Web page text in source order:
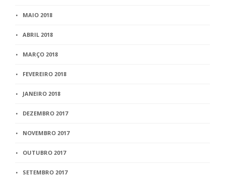
MAIO 2018
ABRIL 2018
MARÇO 2018
FEVEREIRO 2018
JANEIRO 2018
DEZEMBRO 2017
NOVEMBRO 2017
OUTUBRO 2017
SETEMBRO 2017